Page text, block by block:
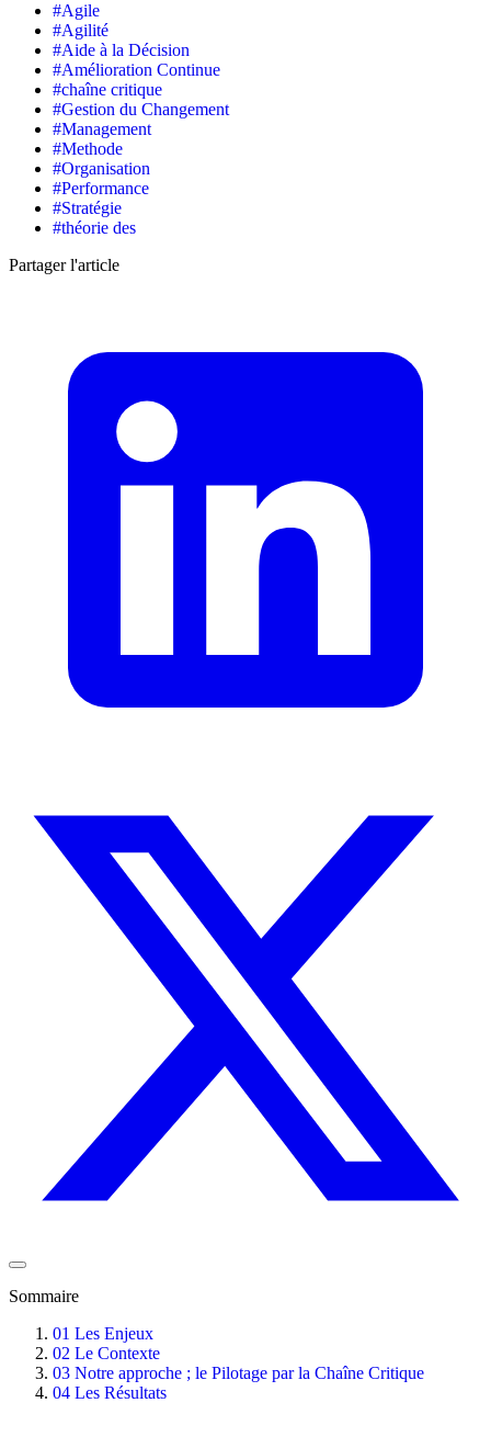
#Agile
#Agilité
#Aide à la Décision
#Amélioration Continue
#chaîne critique
#Gestion du Changement
#Management
#Methode
#Organisation
#Performance
#Stratégie
#théorie des
Partager l'article
Sommaire
01 Les Enjeux
02 Le Contexte
03 Notre approche ; le Pilotage par la Chaîne Critique
04 Les Résultats